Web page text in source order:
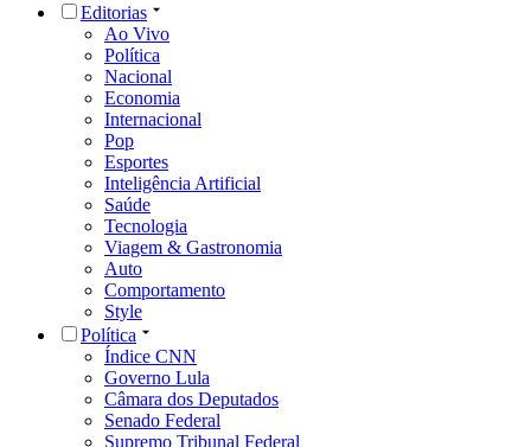
Editorias
Ao Vivo
Política
Nacional
Economia
Internacional
Pop
Esportes
Inteligência Artificial
Saúde
Tecnologia
Viagem & Gastronomia
Auto
Comportamento
Style
Política
Índice CNN
Governo Lula
Câmara dos Deputados
Senado Federal
Supremo Tribunal Federal